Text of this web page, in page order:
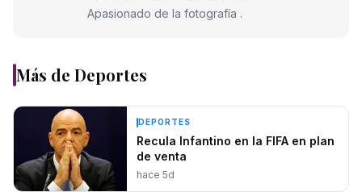
Apasionado de la fotografía .
Más de Deportes
DEPORTES
Recula Infantino en la FIFA en plan
de venta
hace 5d